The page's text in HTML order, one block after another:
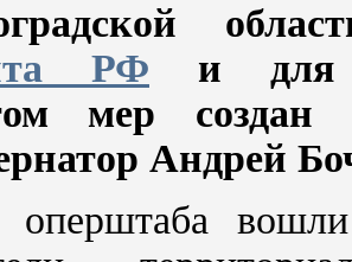
РФ и для
мер создан
Андрей
оперштаба